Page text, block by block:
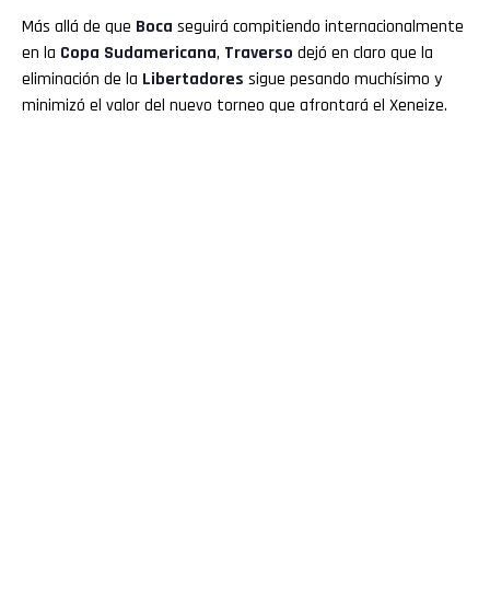
Más allá de que Boca seguirá compitiendo internacionalmente
en la Copa Sudamericana, Traverso dejó en claro que la
eliminación de la Libertadores sigue pesando muchísimo y
minimizó el valor del nuevo torneo que afrontará el Xeneize.